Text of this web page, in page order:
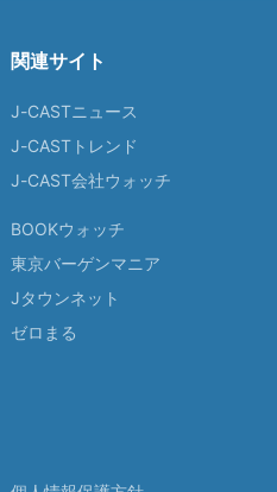
関連サイト
J-CASTニュース
J-CASTトレンド
J-CAST会社ウォッチ
BOOKウォッチ
東京バーゲンマニア
Jタウンネット
ゼロまる